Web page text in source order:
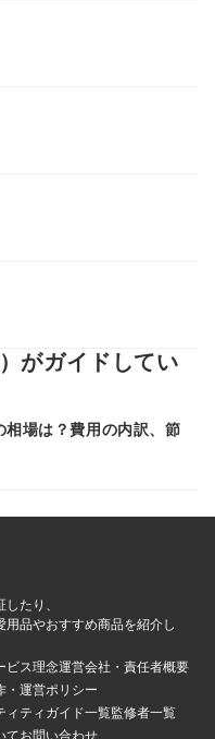
がガイドしてい
場は？費用の内訳、節
たり、
品やおすすめ商品を紹介し
ビス理念運営会社・責任者概要
・運営ポリシー
ィティ ガイド一覧監修者一覧
てお問い合わせ